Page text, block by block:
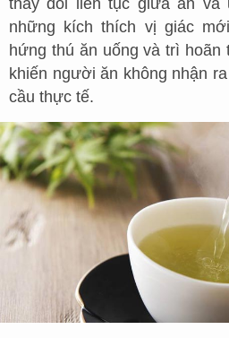
thay đổi liên tục giữa ăn và
những kích thích vị giác
hứng thú ăn uống và trì hoãn
khiến người ăn không nhận
cầu thực tế.